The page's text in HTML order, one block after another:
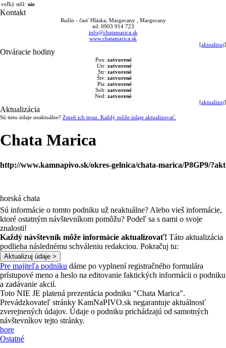
veľký stôl: nie
Kontakt
Ružín - časť Hláska, Margecany , Margecany
tel: 0903 914 723
info@chatamarica.sk
www.chatamarica.sk
[aktualizuj]
Otváracie hodiny
Pon: zatvorené
Utr: zatvorené
Str: zatvorené
Štv: zatvorené
Pia: zatvorené
Sob: zatvorené
Ned: zatvorené
[aktualizuj]
Aktualizácia
Sú tieto údaje neaktuálne? Zmeň ich teraz. Každý môže údaje aktualizovať.
Chata Marica
http://www.kamnapivo.sk/okres-gelnica/chata-marica/P8GP9/?akt
horská chata
Sú informácie o tomto podniku už neaktuálne? Alebo vieš informácie,
ktoré ostatným návštevníkom pomôžu? Podeľ sa s nami o svoje
znalosti!
Každý návštevník môže informácie aktualizovať! Táto aktualizácia
podlieha následnému schváleniu redakciou. Pokračuj tu:
Pre majiteľa podniku dáme po vyplnení registračného formulára
prístupové meno a heslo na editovanie faktických informácii o podniku
a zadávanie akcií.
Toto NIE JE platená prezentácia podniku "Chata Marica".
Prevádzkovateľ stránky KamNaPIVO.sk negarantuje aktuálnosť
zverejnených údajov. Údaje o podniku prichádzajú od samotných
návštevníkov tejto stránky.
hore
Ostatné